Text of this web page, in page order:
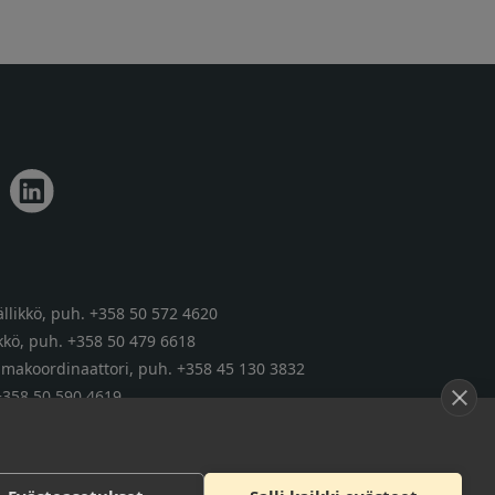
puh. +358 50 572 4620
puh. +358 50 479 6618
puh. +358 45 130 3832
50 590 4619